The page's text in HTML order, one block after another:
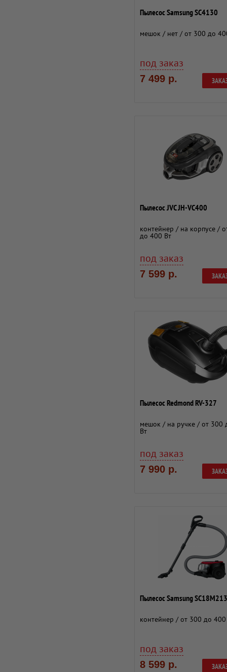
Пылесос Samsung SC4130
мешок / нет / от 300 до
под заказ
7 499 р.
Пылесос JVC JH-VC400
контейнер / на корпусе /
до 400 Вт
под заказ
7 599 р.
Пылесос Redmond RV-327
мешок / на ручке / от 300
Вт
под заказ
7 990 р.
Пылесос Samsung
контейнер / от 300 до 400
под заказ
8 599 р.